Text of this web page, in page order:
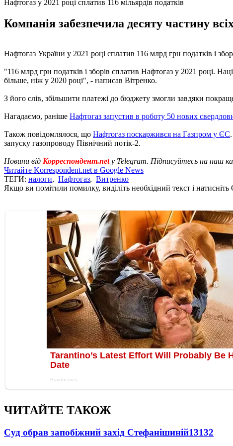
Нафтогаз у 2021 році сплатив 116 мільярдів податків
Компанія забезпечила десяту частину
Нафтогаз України у 2021 році сплатив 116 млрд грн податків і
"116 млрд грн податків і зборів сплатив Нафтогаз у 2021 році.
більше, ніж у 2020 році", - написав Вітренко.
З його слів, збільшити платежі до бюджету змогли завдяки
Нагадаємо, раніше Нафтогаз запустив в роботу 50 нових
Також повідомлялося, що Нафтогаз поскаржився на Газпром у ЄС
запуску газопроводу Північний потік-2.
Новини від Корреспондент.netу Telegram. Підписуйтесь на наш
Читайте Korrespondent.net в Google News
ТЕГИ: налоги, Нафтогаз, Витренко
Якщо ви помітили помилку, виділіть необхідний текст і
ЧИТАЙТЕ ТАКОЖ
Суд обрав запобіжний захід Стефанішиній13132